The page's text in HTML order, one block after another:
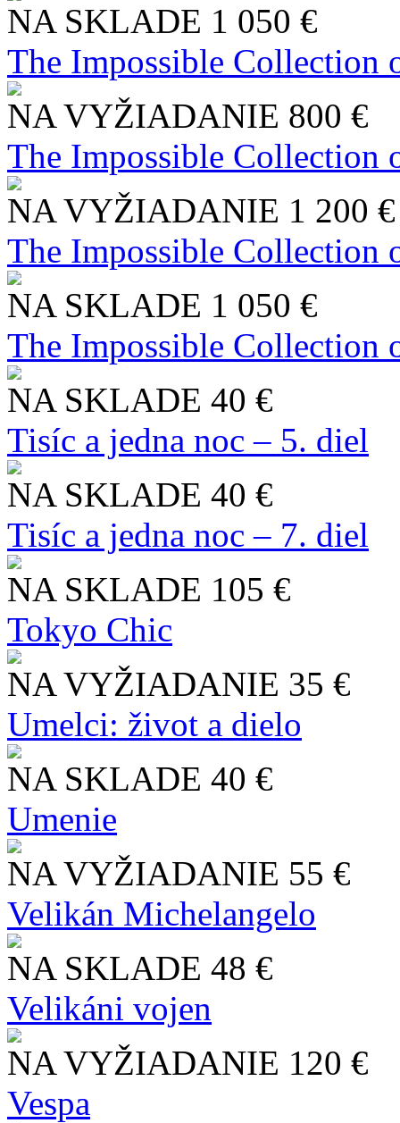
NA SKLADE 1 050 €
The Impossible Collection
NA VYŽIADANIE 800 €
The Impossible Collection
NA VYŽIADANIE 1 200 €
The Impossible Collection
NA SKLADE 1 050 €
The Impossible Collection
NA SKLADE 40 €
Tisíc a jedna noc – 5. diel
NA SKLADE 40 €
Tisíc a jedna noc – 7. diel
NA SKLADE 105 €
Tokyo Chic
NA VYŽIADANIE 35 €
Umelci: život a dielo
NA SKLADE 40 €
Umenie
NA VYŽIADANIE 55 €
Velikán Michelangelo
NA SKLADE 48 €
Velikáni vojen
NA VYŽIADANIE 120 €
Vespa